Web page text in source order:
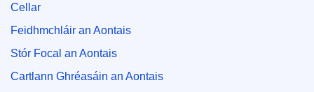
Cellar
Feidhmchláir an Aontais
Stór Focal an Aontais
Cartlann Ghréasáin an Aontais